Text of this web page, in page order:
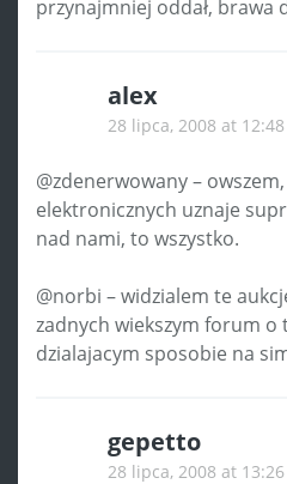
przynajmniej oddał, brawa
alex
28 lipca, 2008 at 12:48
@zdenerwowany –
elektronicznych uznaje
nad nami, to wszystko.
@norbi – widzialem te
zadnych wiekszym forum o
dzialajacym sposobie na
gepetto
28 lipca, 2008 at 13:26